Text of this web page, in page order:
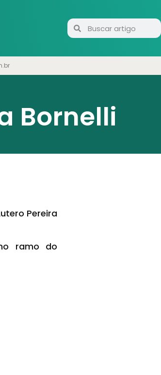
Bornelli
Pereira
ramo do